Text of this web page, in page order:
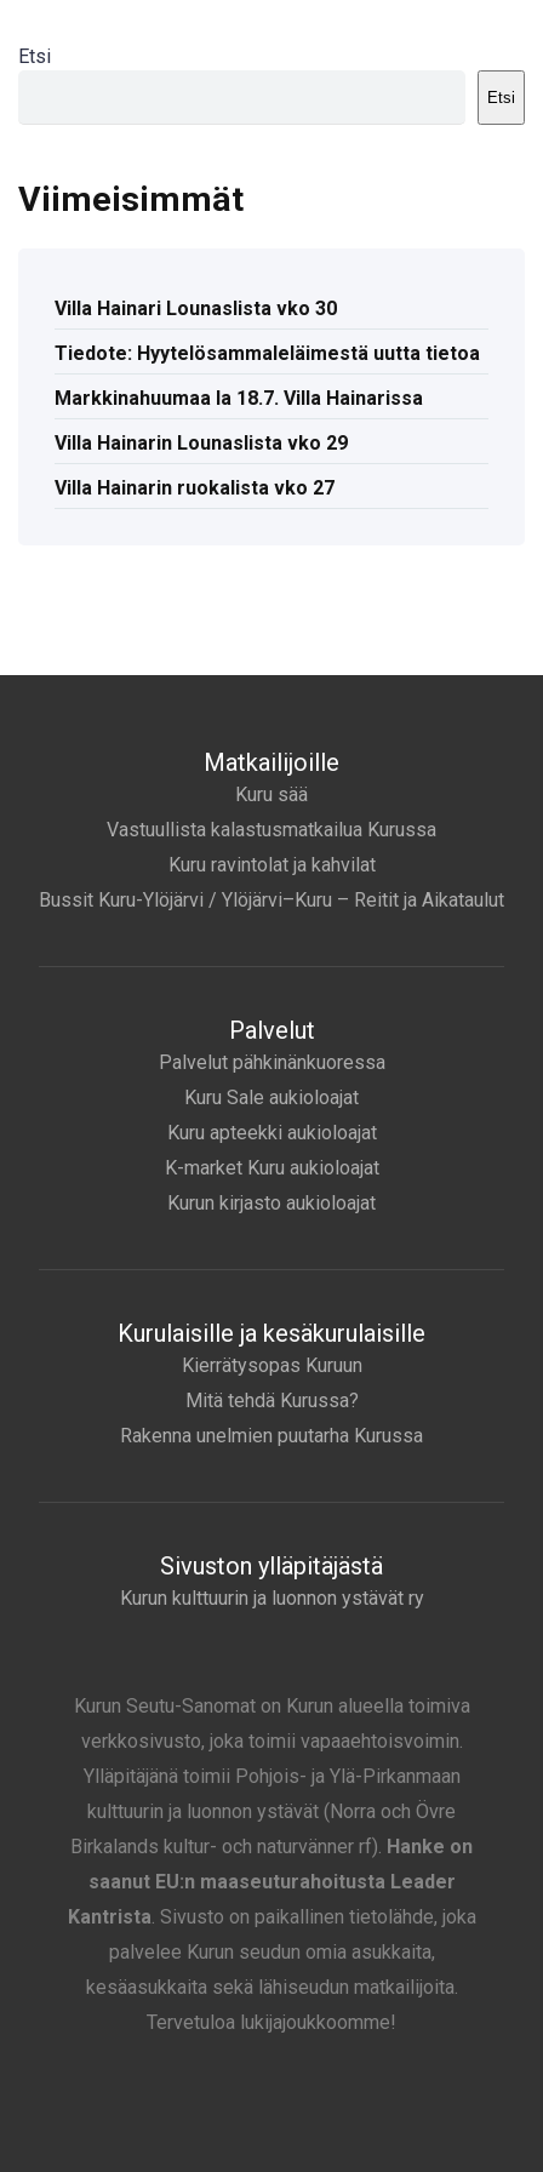
Etsi
Etsi
Viimeisimmät
Villa Hainari Lounaslista vko 30
Tiedote: Hyytelösammaleläimestä uutta tietoa
Markkinahuumaa la 18.7. Villa Hainarissa
Villa Hainarin Lounaslista vko 29
Villa Hainarin ruokalista vko 27
Matkailijoille
Kuru sää
Vastuullista kalastusmatkailua Kurussa
Kuru ravintolat ja kahvilat
Bussit Kuru-Ylöjärvi / Ylöjärvi–Kuru – Reitit ja Aikataulut
Palvelut
Palvelut pähkinänkuoressa
Kuru Sale aukioloajat
Kuru apteekki aukioloajat
K-market Kuru aukioloajat
Kurun kirjasto aukioloajat
Kurulaisille ja kesäkurulaisille
Kierrätysopas Kuruun
Mitä tehdä Kurussa?
Rakenna unelmien puutarha Kurussa
Sivuston ylläpitäjästä
Kurun kulttuurin ja luonnon ystävät ry
Kurun Seutu-Sanomat on Kurun alueella toimiva
verkkosivusto, joka toimii vapaaehtoisvoimin.
Ylläpitäjänä toimii Pohjois- ja Ylä-Pirkanmaan
kulttuurin ja luonnon ystävät (Norra och Övre
Birkalands kultur- och naturvänner rf). Hanke on
saanut EU:n maaseuturahoitusta Leader
Kantrista . Sivusto on paikallinen tietolähde, joka
palvelee Kurun seudun omia asukkaita,
kesäasukkaita sekä lähiseudun matkailijoita.
Tervetuloa lukijajoukkoomme!